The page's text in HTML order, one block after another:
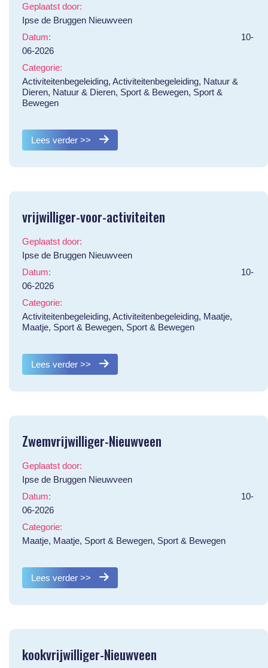
Geplaatst door:
Ipse de Bruggen Nieuwveen
Datum:
10-
06-2026
Categorie:
Activiteitenbegeleiding, Activiteitenbegeleiding, Natuur &
Dieren, Natuur & Dieren, Sport & Bewegen, Sport &
Bewegen
Lees verder >>
vrijwilliger-voor-activiteiten
Geplaatst door:
Ipse de Bruggen Nieuwveen
Datum:
10-
06-2026
Categorie:
Activiteitenbegeleiding, Activiteitenbegeleiding, Maatje,
Maatje, Sport & Bewegen, Sport & Bewegen
Lees verder >>
Zwemvrijwilliger-Nieuwveen
Geplaatst door:
Ipse de Bruggen Nieuwveen
Datum:
10-
06-2026
Categorie:
Maatje, Maatje, Sport & Bewegen, Sport & Bewegen
Lees verder >>
kookvrijwilliger-Nieuwveen